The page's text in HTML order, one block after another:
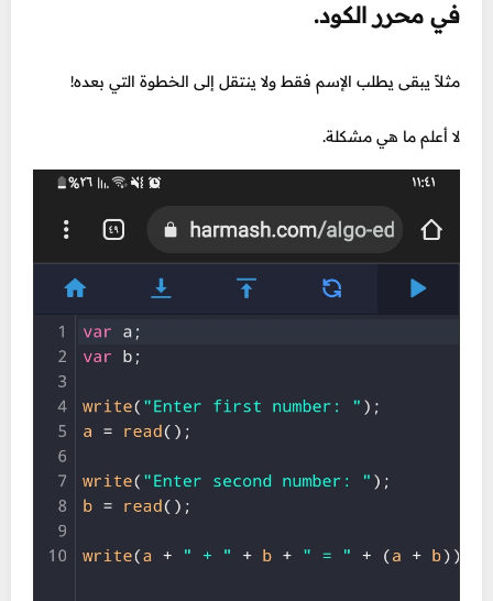
في محرر الكود.
مثلاً يبقى يطلب الإسم فقط ولا ينتقل إلى الخطوة التي بعده!
لا أعلم ما هي مشكلة.